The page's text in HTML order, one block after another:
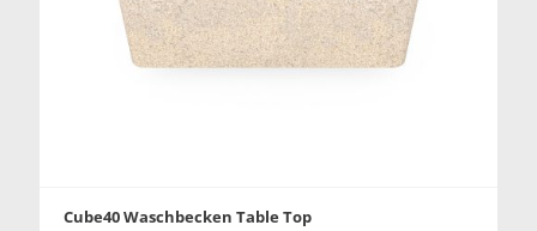
Cube40 Waschbecken Table Top